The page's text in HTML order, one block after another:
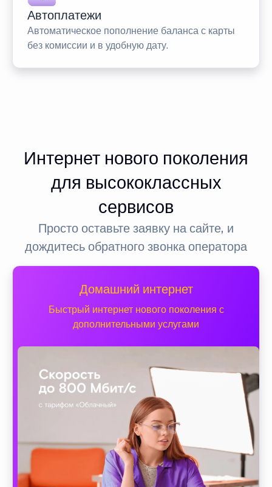
Автоплатежи
Автоматическое пополнение баланса с карты
без комиссии и в удобную дату.
Интернет нового поколения
для высококлассных
сервисов
Просто оставьте заявку на сайте, и
дождитесь обратного звонка оператора
Домашний интернет
Быстрый интернет нового поколения с
дополнительными услугами